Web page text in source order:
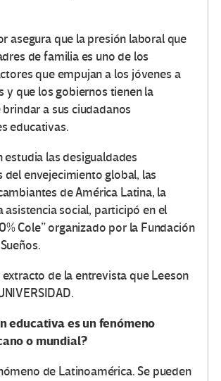
asegura que la presión laboral que
de familia es uno de los
que empujan a los jóvenes a
y que los gobiernos tienen la
a sus ciudadanos
educativas.
estudia las desigualdades
del envejecimiento global, las
de América Latina, la
asistencia social, participó en el
Cole” organizado por la Fundación
extracto de la entrevista que Leeson
educativa es un fenómeno
o mundial?
de Latinoamérica. Se pueden